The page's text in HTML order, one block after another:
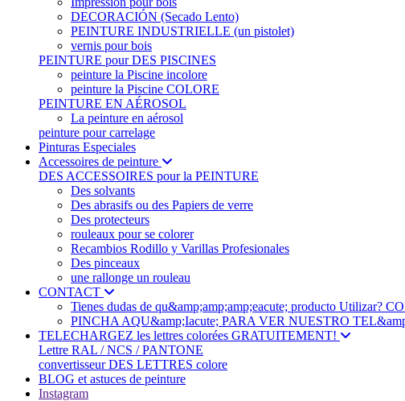
DECORACIÓN (Secado Lento)
PEINTURE INDUSTRIELLE (un pistolet)
vernis pour bois
PEINTURE pour DES PISCINES
peinture la Piscine incolore
peinture la Piscine COLORE
PEINTURE EN AÉROSOL
La peinture en aérosol
peinture pour carrelage
Pinturas Especiales
Accessoires de peinture
DES ACCESSOIRES pour la PEINTURE
Des solvants
Des abrasifs ou des Papiers de verre
Des protecteurs
rouleaux pour se colorer
Recambios Rodillo y Varillas Profesionales
Des pinceaux
une rallonge un rouleau
CONTACT
Tienes dudas de qu&amp;amp;amp;eacute; producto
PINCHA AQU&amp;Iacute; PARA VER NUESTRO
TELECHARGEZ les lettres colorées GRATUITEMENT!
Lettre RAL / NCS / PANTONE
convertisseur DES LETTRES colore
BLOG et astuces de peinture
Instagram